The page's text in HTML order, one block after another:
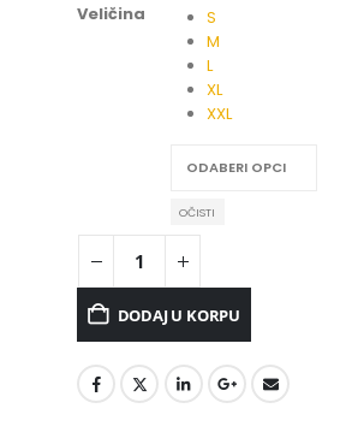
Veličina
S
M
L
XL
XXL
OČISTI
DODAJ U KORPU